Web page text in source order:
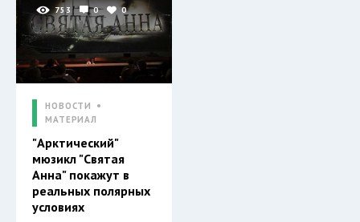
753 0 0
НОВОСТИ
МАТЕРИАЛ
"Арктический"
мюзикл "Святая
Анна" покажут в
реальных полярных
условиях